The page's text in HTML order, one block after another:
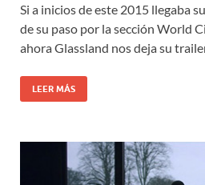
Si a inicios de este 2015 llegaba
de su paso por la sección World
ahora Glassland nos deja su
LEER MÁS